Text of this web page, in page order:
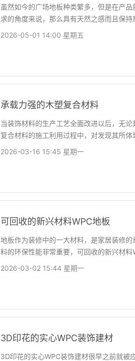
虽然如今的广场地板种类繁多，但是在产
求的角度来说，那么具有天然之感而且保
2026-05-01 14:00 星期五
承载力强的木塑复合材料
当装饰材料的生产工艺全面改进以后，无
复合材料的施工利用过程中，对发现其所
2026-03-16 15:45 星期一
可回收的新兴材料WPC地板
地板作为装修中的一大材料，是家居装修
料的环保性能非常重要，可回收的新兴材
2026-03-02 15:44 星期一
3D印花的实心WPC装饰建材
3D印花的实心WPC装饰建材很早之前就被